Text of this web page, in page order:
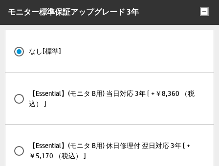
モニター標準保証アップグレード 3年
なし[標準]
【Essential】(モニタ B用) 当日対応 3年 [ +￥8,360 （税
込） ]
【Essential】(モニタ B用) 休日修理付 翌日対応 3年 [ +
￥5,170 （税込） ]